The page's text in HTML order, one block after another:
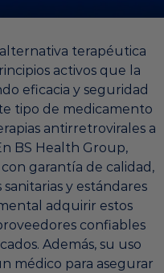
terapéutica
activos que la
eficacia y seguridad
tipo de medicamento
antirretrovirales a
BS Health Group,
garantía de calidad,
y estándares
adquirir estos
confiables
Además, su uso
médico para asegurar